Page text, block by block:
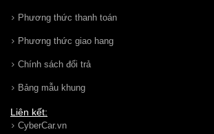
Phương thức thanh toán
Phương thức giao hang
Chính sách đổi trả
Bảng mẫu khung
Liên kết:
CyberCar.vn